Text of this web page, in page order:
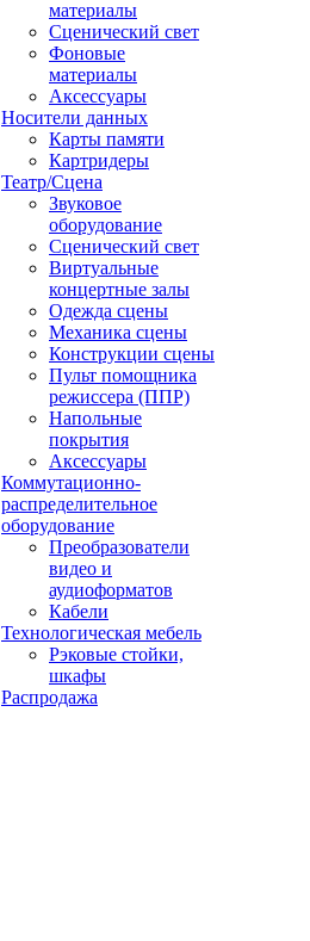
материалы
Сценический свет
Фоновые
материалы
Аксессуары
Носители данных
Карты памяти
Картридеры
Театр/Сцена
Звуковое
оборудование
Сценический свет
Виртуальные
концертные залы
Одежда сцены
Механика сцены
Конструкции сцены
Пульт помощника
режиссера (ППР)
Напольные
покрытия
Аксессуары
Коммутационно-
распределительное
оборудование
Преобразователи
видео и
аудиоформатов
Кабели
Технологическая мебель
Рэковые стойки,
шкафы
Распродажа